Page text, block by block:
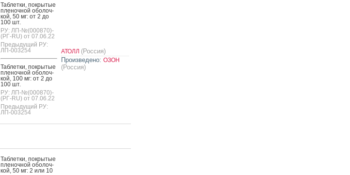
Таб­летки, пок­ры­тые
пле­ноч­ной обо­лоч­
кой, 50 мг: от 2 до
100 шт.
РУ: ЛП-№(000870)-
(РГ-RU) от 07.06.22
Предыдущий РУ:
ЛП-003254
Таб­летки, пок­ры­тые
пле­ноч­ной обо­лоч­
кой, 100 мг: от 2 до
100 шт.
РУ: ЛП-№(000870)-
(РГ-RU) от 07.06.22
Предыдущий РУ:
ЛП-003254
АТОЛЛ (Россия)
Произведено: ОЗОН
(Россия)
Таб­летки, пок­ры­тые
пле­ноч­ной обо­лоч­
кой, 50 мг: 2 или 10